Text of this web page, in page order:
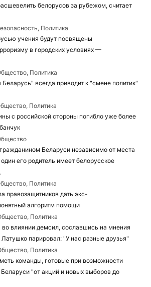
белорусов за рубежом, считает
Политика
учения будут посвящены
в городских условиях —
Политика
всегда приводит к "смене политик"
Политика
с российской стороны погибло уже более
Беларуси независимо от места
его родитель имеет белорусское
Политика
правозащитников дать экс-
алгоритм помощи
Политика
влиянии демсил, сославшись на мнения
парировал: "У нас разные друзья"
Политика
команды, готовые при возможности
Беларуси "от акций и новых выборов до